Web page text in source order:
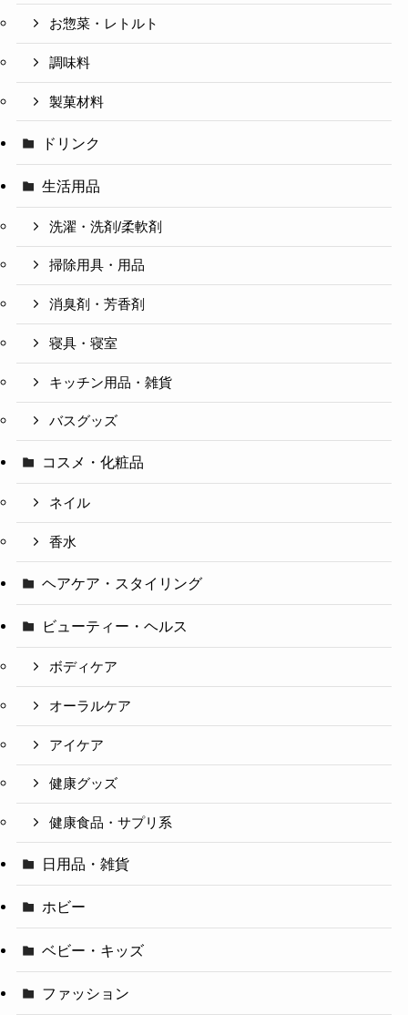
お惣菜・レトルト
調味料
製菓材料
ドリンク
生活用品
洗濯・洗剤/柔軟剤
掃除用具・用品
消臭剤・芳香剤
寝具・寝室
キッチン用品・雑貨
バスグッズ
コスメ・化粧品
ネイル
香水
ヘアケア・スタイリング
ビューティー・ヘルス
ボディケア
オーラルケア
アイケア
健康グッズ
健康食品・サプリ系
日用品・雑貨
ホビー
ベビー・キッズ
ファッション